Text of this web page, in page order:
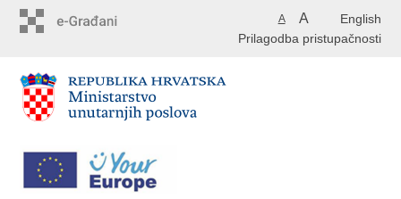
English
A A
Prilagodba pristupačnosti